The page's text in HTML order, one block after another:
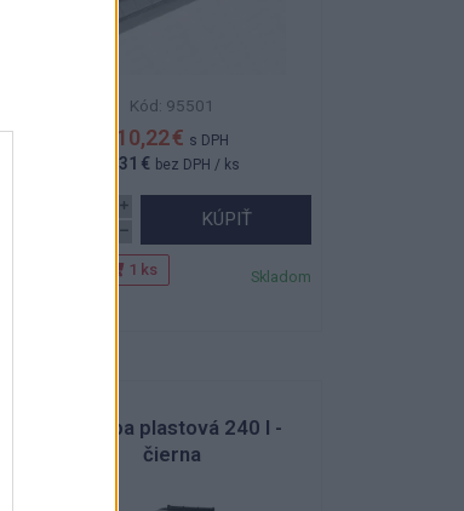
Kód: 95501
10,22 € s DPH
8,31 € bez DPH / ks
KÚPIŤ
1 ks Skladom
Nádoba plastová 240 l -
čierna